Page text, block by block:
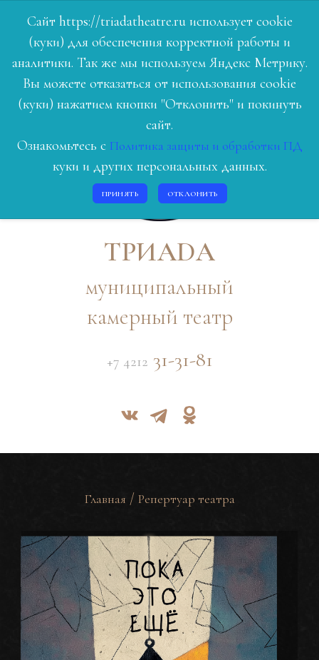
Сайт https://triadatheatre.ru использует cookie
(куки) для обеспечения корректной работы и
аналитики. Так же мы используем Яндекс Метрику.
Вы можете отказаться от использования cookie
(куки) нажатием кнопки "Отклонить" и покинуть
сайт.
Ознакомьтесь с Политика защиты и обработки ПД
куки и других персональных данных.
ПРИНЯТЬ ОТКЛОНИТЬ
ГЛАВНАЯ
РЕПЕРТУАР
О НАС
ИСТОРИЯ
ТРИАDА
муниципальный
камерный театр
+7 4212 31-31-81
Главная / Репертуар театра